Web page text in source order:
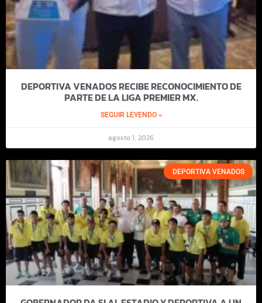
DEPORTIVA VENADOS RECIBE RECONOCIMIENTO DE
PARTE DE LA LIGA PREMIER MX.
SEGUIR LEYENDO »
agosto 1, 2026
DEPORTIVA VENADOS